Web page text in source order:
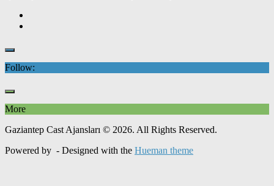
Follow:
More
Gaziantep Cast Ajansları © 2026. All Rights Reserved.
Powered by - Designed with the Hueman theme